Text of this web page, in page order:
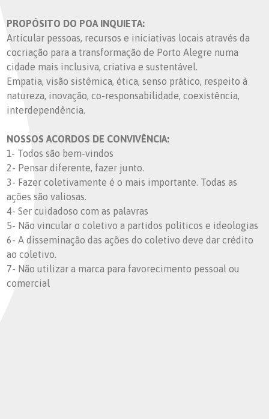
PROPÓSITO DO POA INQUIETA:
Articular pessoas, recursos e iniciativas locais através da
cocriação para a transformação de Porto Alegre numa
cidade mais inclusiva, criativa e sustentável.
Empatia, visão sistêmica, ética, senso prático, respeito à
natureza, inovação, co-responsabilidade, coexistência,
interdependência.
NOSSOS ACORDOS DE CONVIVÊNCIA:
1- Todos são bem-vindos
2- Pensar diferente, fazer junto.
3- Fazer coletivamente é o mais importante. Todas as
ações são valiosas.
4- Ser cuidadoso com as palavras
5- Não vincular o coletivo a partidos políticos e ideologias
6- A disseminação das ações do coletivo deve dar crédito
ao coletivo.
7- Não utilizar a marca para favorecimento pessoal ou
comercial